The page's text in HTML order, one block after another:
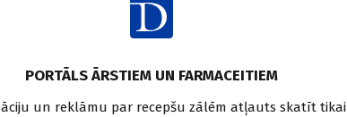
PORTĀLS ĀRSTIEM UN FARMACEITIEM
un reklāmu par recepšu zālēm atļauts skatīt tikai